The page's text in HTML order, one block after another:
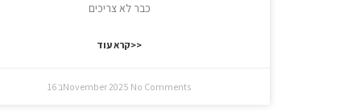
כבר לא צריכים
קרא עוד>>
16 בNovember 2025 No Comments